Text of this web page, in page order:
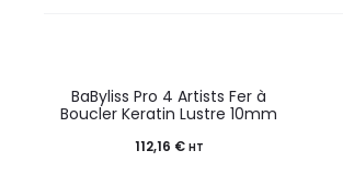
BaByliss Pro 4 Artists Fer à
Boucler Keratin Lustre 10mm
112,16 € HT